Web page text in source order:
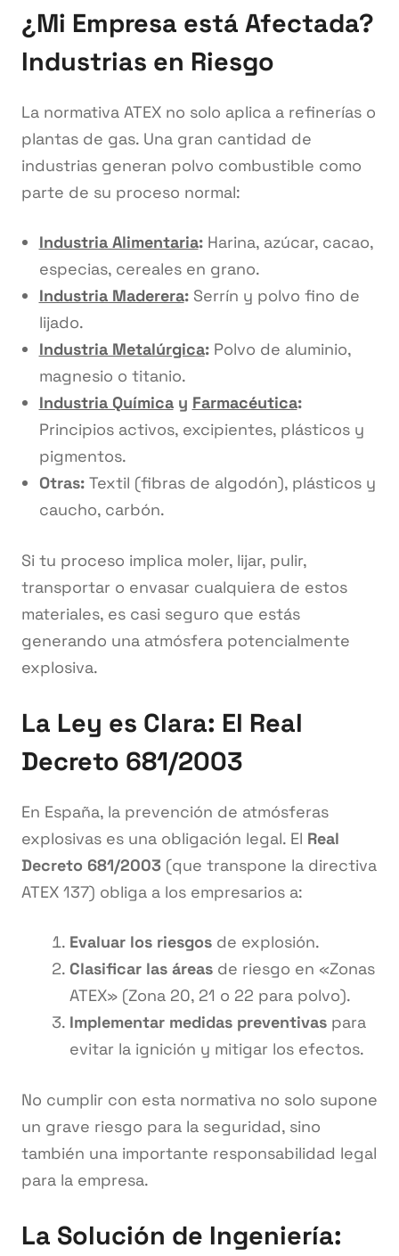
¿Mi Empresa está Afectada?
Industrias en Riesgo
La normativa ATEX no solo aplica a refinerías o
plantas de gas. Una gran cantidad de
industrias generan polvo combustible como
parte de su proceso normal:
Industria Alimentaria:Harina, azúcar, cacao,
especias, cereales en grano.
Industria Maderera:Serrín y polvo fino de
lijado.
Industria Metalúrgica:Polvo de aluminio,
magnesio o titanio.
Industria Químicay Farmacéutica:
Principios activos, excipientes, plásticos y
pigmentos.
Otras:Textil (fibras de algodón), plásticos y
caucho, carbón.
Si tu proceso implica moler, lijar, pulir,
transportar o envasar cualquiera de estos
materiales, es casi seguro que estás
generando una atmósfera potencialmente
explosiva.
La Ley es Clara: El Real
Decreto 681/2003
En España, la prevención de atmósferas
explosivas es una obligación legal. El Real
Decreto 681/2003(que transpone la directiva
ATEX 137) obliga a los empresarios a:
Evaluar los riesgosde explosión.
Clasificar las áreasde riesgo en «Zonas
ATEX» (Zona 20, 21 o 22 para polvo).
Implementar medidas preventivaspara
evitar la ignición y mitigar los efectos.
No cumplir con esta normativa no solo supone
un grave riesgo para la seguridad, sino
también una importante responsabilidad legal
para la empresa.
La Solución de Ingeniería: